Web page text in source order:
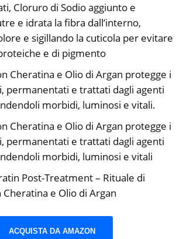
Cloruro di Sodio aggiunto e
e idrata la fibra dall’interno,
e sigillando la cuticola per evitare
e di pigmento
Cheratina e Olio di Argan protegge i
permanentati e trattati dagli agenti
morbidi, luminosi e vitali.
Cheratina e Olio di Argan protegge i
permanentati e trattati dagli agenti
morbidi, luminosi e vitali
Post-Treatment – Rituale di
Cheratina e Olio di Argan
ACQUISTA DA AMAZON